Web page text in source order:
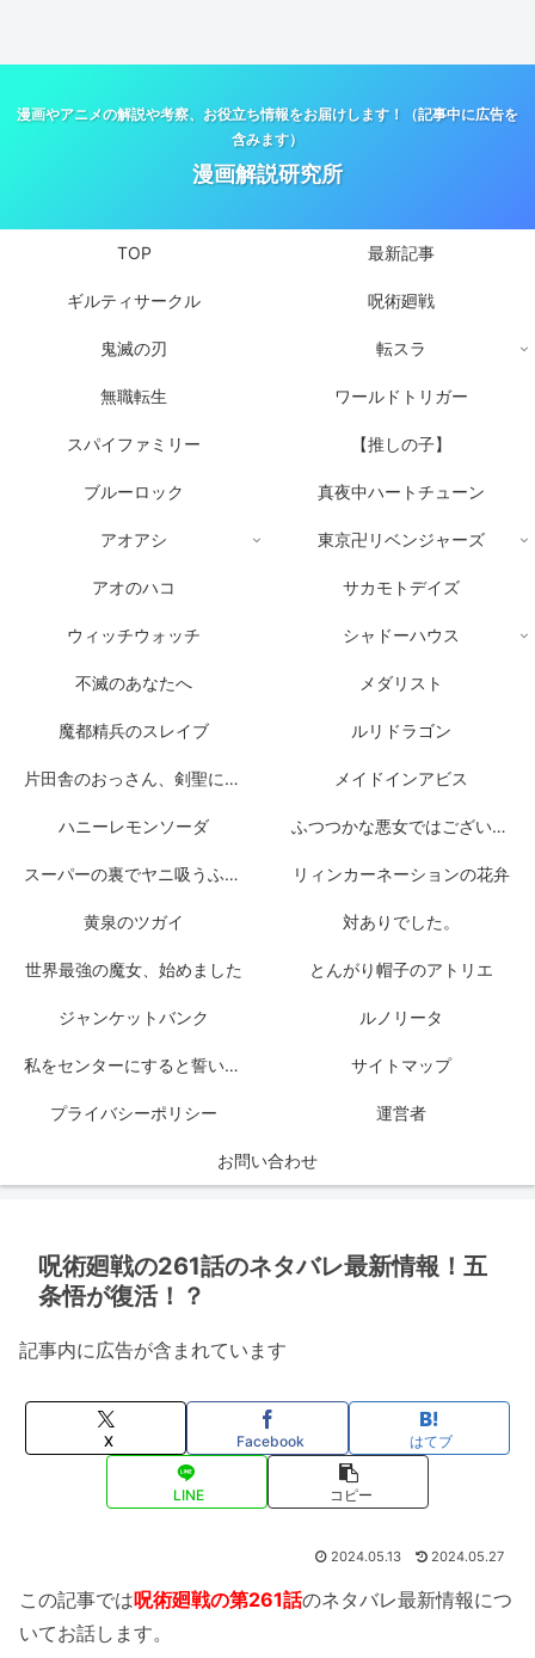
漫画やアニメの解説や考察、お役立ち情報をお届けします！（記事中に広告を
含みます）
漫画解説研究所
TOP 最新記事
ギルティサークル 呪術廻戦
鬼滅の刃 転スラ
無職転生 ワールドトリガー
スパイファミリー 【推しの子】
ブルーロック 真夜中ハートチューン
アオアシ 東京卍リベンジャーズ
アオのハコ サカモトデイズ
ウィッチウォッチ シャドーハウス
不滅のあなたへ メダリスト
魔都精兵のスレイブ ルリドラゴン
片田舎のおっさん、剣聖になる メイドインアビス
ハニーレモンソーダ ふつつかな悪女ではございますが
スーパーの裏でヤニ吸うふたり リィンカーネーションの花弁
黄泉のツガイ 対ありでした。
世界最強の魔女、始めました とんがり帽子のアトリエ
ジャンケットバンク ルノリータ
私をセンターにすると誓いますか？ サイトマップ
プライバシーポリシー 運営者
お問い合わせ
呪術廻戦の261話のネタバレ最新情報！五
条悟が復活！？
記事内に広告が含まれています
X Facebook はてブ
LINE コピー
2024.05.13 2024.05.27
この記事では呪術廻戦の第261話のネタバレ最新情報につ
いてお話します。